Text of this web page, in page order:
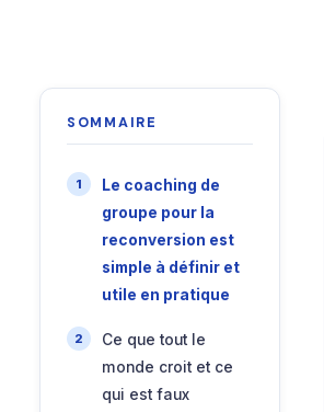
SOMMAIRE
Le coaching de
groupe pour la
reconversion est
simple à définir et
utile en pratique
Ce que tout le
monde croit et ce
qui est faux